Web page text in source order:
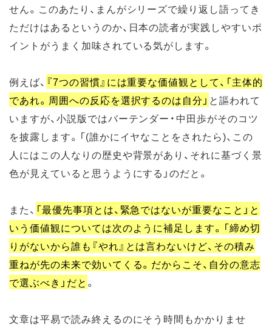
せん。このあたり、まんがシリーズで繰り返し語ってき
ただけはあるというのか、日本の読者が実践しやすいポ
イントがうまく加味されている気がします。
例えば、 『7つの習慣』には重要な価値観として、「主体的
であれ。周囲への反応を選択するのは自分」 と謳われて
いますが、小説版ではバーテンダー・中田歩がそのコツ
を披露します。「(誰かにイヤなことをされたら)、この
人にはこの人なりの歴史や背景があり、それに基づく景
色が見えていると思うようにする」のだと。
また、 「最優先事項とは、緊急ではないが重要なこと」と
いう価値観については次のように補足します。「締め切
りがないから誰も『やれ』とは言わないけど、その積み
重ねが先の未来で効いてくる。だからこそ、自分の意志
で選ぶべき」だと 。
文章は平易で読み終えるのにそう時間もかかりませ